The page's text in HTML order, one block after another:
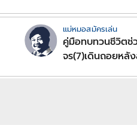
แม่หมอสมัครเล่น
คู่มือทบทวนชีวิตช่
จร(7)เดินถอยหลั